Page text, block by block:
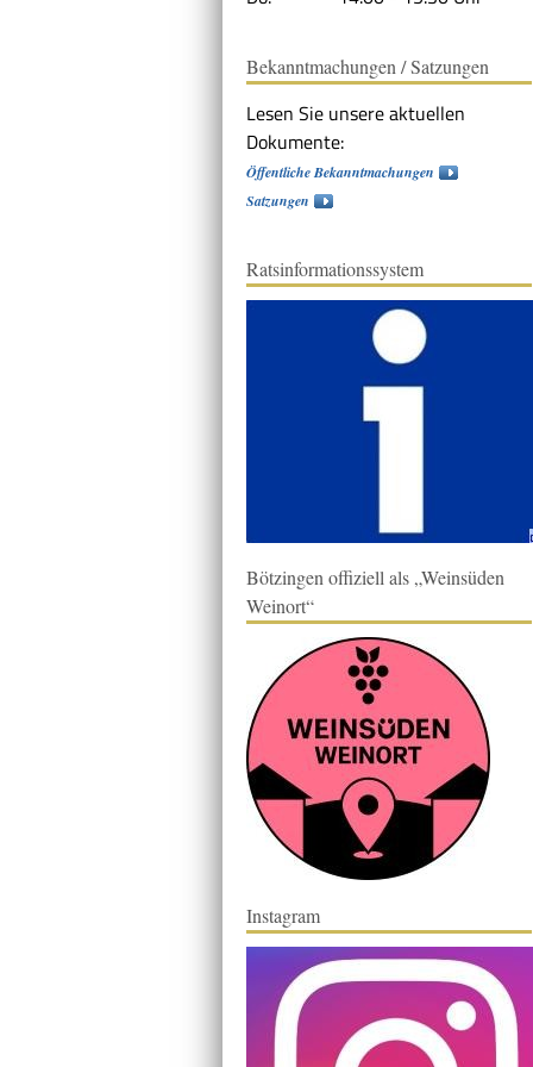
Bekanntmachungen / Satzungen
Lesen Sie unsere aktuellen
Dokumente:
Öffentliche Bekanntmachungen
Satzungen
Ratsinformationssystem
Bötzingen offiziell als „Weinsüden
Weinort“
Instagram